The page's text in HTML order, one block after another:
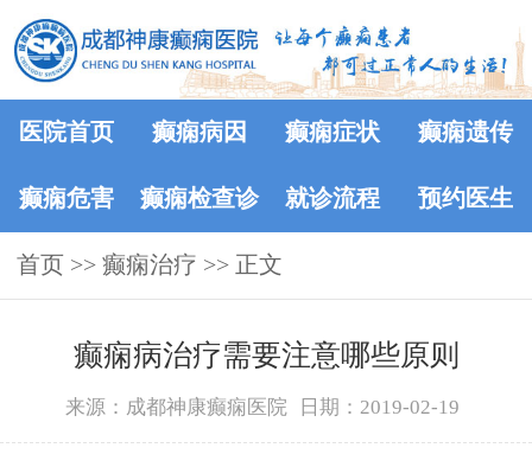
医院首页 癫痫病因 癫痫症状 癫痫遗传
癫痫危害 癫痫检查诊
断
就诊流程 预约医生
首页 >> 癫痫治疗 >> 正文
癫痫病治疗需要注意哪些原则
来源：成都神康癫痫医院 日期：2019-02-19